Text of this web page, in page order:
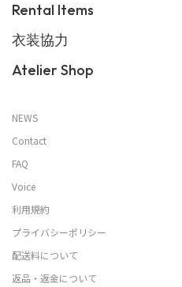
Rental Items
衣装協力
Atelier Shop
NEWS
Contact
FAQ
Voice
利用規約
プライバシーポリシー
配送料について
返品・返金について